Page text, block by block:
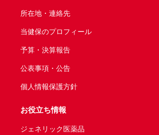
所在地・連絡先
当健保のプロフィール
予算・決算報告
公表事項・公告
個人情報保護方針
お役立ち情報
ジェネリック医薬品